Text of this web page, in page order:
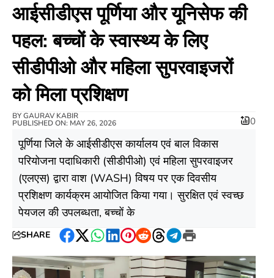
आईसीडीएस पूर्णिया और यूनिसेफ की
पहल: बच्चों के स्वास्थ्य के लिए
सीडीपीओ और महिला सुपरवाइजरों
को मिला प्रशिक्षण
BYGAURAV KABIR
PUBLISHED ON: MAY 26, 2026 0
पूर्णिया जिले के आईसीडीएस कार्यालय एवं बाल विकास
परियोजना पदाधिकारी (सीडीपीओ) एवं महिला सुपरवाइजर
(एलएस) द्वारा वाश (WASH) विषय पर एक दिवसीय
प्रशिक्षण कार्यक्रम आयोजित किया गया। सुरक्षित एवं स्वच्छ
पेयजल की उपलब्धता, बच्चों के
SHARE
Facebook
Twitter
WhatsApp
LinkedIn
Pinterest
RedditThreads
Telegram
Print